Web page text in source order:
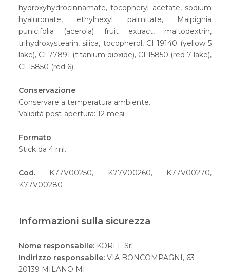
hydroxyhydrocinnamate, tocopheryl acetate, sodium
hyaluronate, ethylhexyl palmitate, Malpighia
punicifolia (acerola) fruit extract, maltodextrin,
trihydroxystearin, silica, tocopherol, CI 19140 (yellow 5
lake), CI 77891 (titanium dioxide), CI 15850 (red 7 lake),
CI 15850 (red 6).
Conservazione
Conservare a temperatura ambiente.
Validità post-apertura: 12 mesi.
Formato
Stick da 4 ml.
Cod. K77V00250, K77V00260, K77V00270,
K77V00280
Informazioni sulla sicurezza
Nome responsabile: KORFF Srl
Indirizzo responsabile: VIA BONCOMPAGNI, 63
20139 MILANO MI